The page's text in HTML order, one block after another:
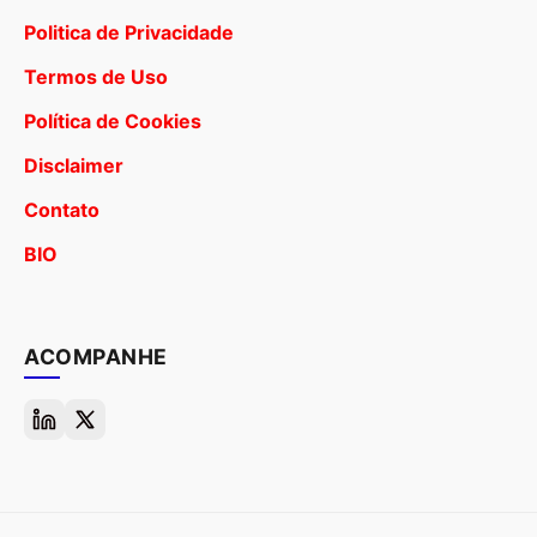
Politica de Privacidade
Termos de Uso
Política de Cookies
Disclaimer
Contato
BIO
ACOMPANHE